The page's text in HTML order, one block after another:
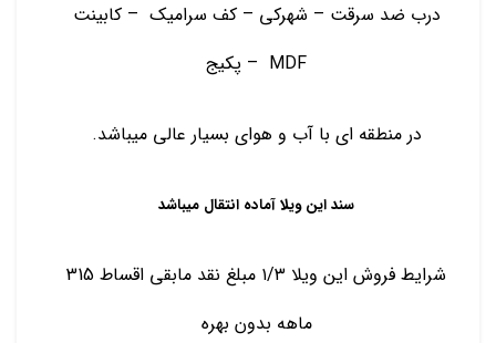
درب ضد سرقت – شهرکی – کف سرامیک – کابینت
MDF – پکیج
در منطقه ای با آب و هوای بسیار عالی میباشد.
سند این ویلا آماده انتقال میباشد
شرایط فروش این ویلا ۱/۳ مبلغ نقد مابقی اقساط 315
ماهه بدون بهره